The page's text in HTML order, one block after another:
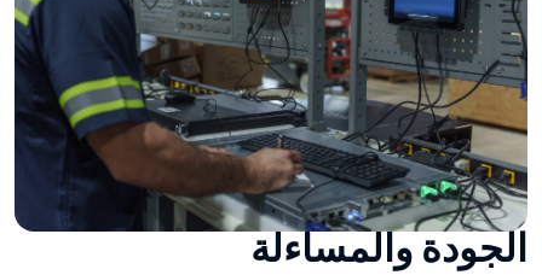
الجودة والمساءلة